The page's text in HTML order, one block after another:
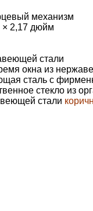
механизм
× 2,17 дюйм
стали
окна из
сталь с
стекло из
стали